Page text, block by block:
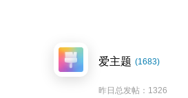
爱主题 (1683)
昨日总发帖：1326